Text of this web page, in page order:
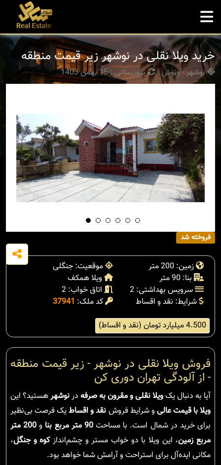
خرید ویلا نقلی در نوشهر زیر قیمت منطقه
نوشهر - ونوش بروزرسانی : 15 بهمن 1403
فروخته شد
زمین: 200 متر
موقعیت: جنگلی
بنا: 90 متر
ویلا همکف
سرویس بهداشتی: 2
اتاق خواب: 2
شرایط: نقد و اقساط
کد ملک: 37941
4.500 میلیارد تومان (نقد و اقساط)
فروش ویلا نقلی در نوشهر - زیر قیمت منطقه
- از آلودگی تهران دوری کن
آیا به دنبال یکویلا نقلی و مقرون به صرفه درنوشهر هستید؟ این
ویلا با قیمت عالی و شرایط فروش نقد و اقساطیک فرصت بی‌نظیر
برای خرید در شمال است. با مساحت90 متر مربع بنا و
200 متر
مربع زمین، این ویلا با دو خواب مستر و چشم‌اندازکوه و جنگل،
مکانی ایده‌آل برای استراحت و آرامش شما خواهد بود.